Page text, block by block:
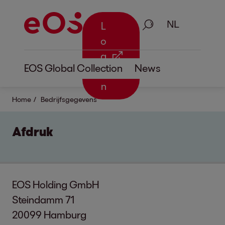
L
o
g
i
n
Zoeken
EOS Global Collection News
Home Bedrijfsgegevens
Afdruk
EOS Holding GmbH
Steindamm 71
20099 Hamburg